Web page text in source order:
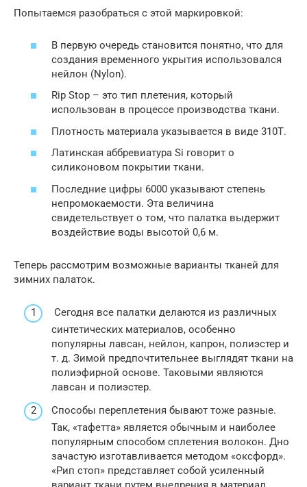
Попытаемся разобраться с этой маркировкой:
В первую очередь становится понятно, что для
создания временного укрытия использовался
нейлон (Nylon).
Rip Stop – это тип плетения, который
использован в процессе производства ткани.
Плотность материала указывается в виде 310Т.
Латинская аббревиатура Si говорит о
силиконовом покрытии ткани.
Последние цифры 6000 указывают степень
непромокаемости. Эта величина
свидетельствует о том, что палатка выдержит
воздействие воды высотой 0,6 м.
Теперь рассмотрим возможные варианты тканей для
зимних палаток.
Сегодня все палатки делаются из различных
синтетических материалов, особенно
популярны лавсан, нейлон, капрон, полиэстер и
т. д. Зимой предпочтительнее выглядят ткани на
полиэфирной основе. Таковыми являются
лавсан и полиэстер.
Способы переплетения бывают тоже разные.
Так, «тафетта» является обычным и наиболее
популярным способом сплетения волокон. Дно
зачастую изготавливается методом «оксфорд».
«Рип стоп» представляет собой усиленный